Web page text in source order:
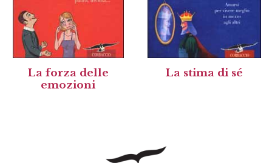
La forza delle
emozioni
La stima di sé